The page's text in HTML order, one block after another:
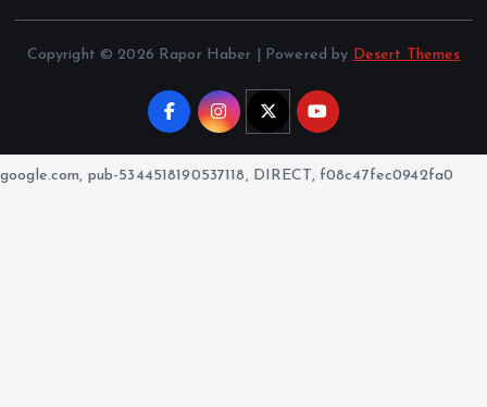
Copyright © 2026 Rapor Haber | Powered by Desert Themes
google.com, pub-5344518190537118, DIRECT, f08c47fec0942fa0